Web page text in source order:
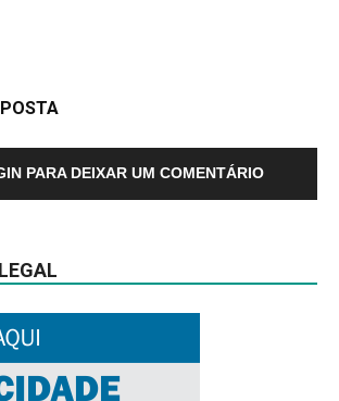
PARA DEIXAR UM COMENTÁRIO